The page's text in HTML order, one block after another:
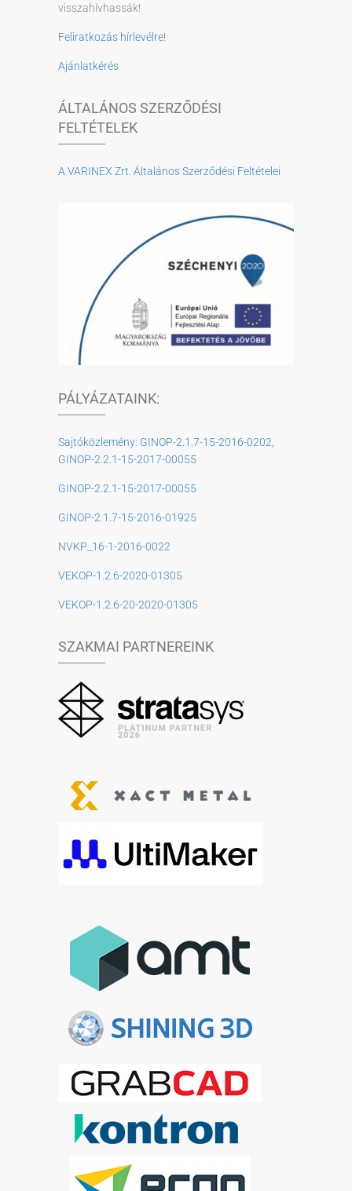
visszahívhassák!
Feliratkozás hírlevélre!
Ajánlatkérés
ÁLTALÁNOS SZERZŐDÉSI
FELTÉTELEK
A VARINEX Zrt. Általános Szerződési Feltételei
PÁLYÁZATAINK:
Sajtóközlemény: GINOP-2.1.7-15-2016-0202,
GINOP-2.2.1-15-2017-00055
GINOP-2.2.1-15-2017-00055
GINOP-2.1.7-15-2016-01925
NVKP_16-1-2016-0022
VEKOP-1.2.6-2020-01305
VEKOP-1.2.6-20-2020-01305
SZAKMAI PARTNEREINK